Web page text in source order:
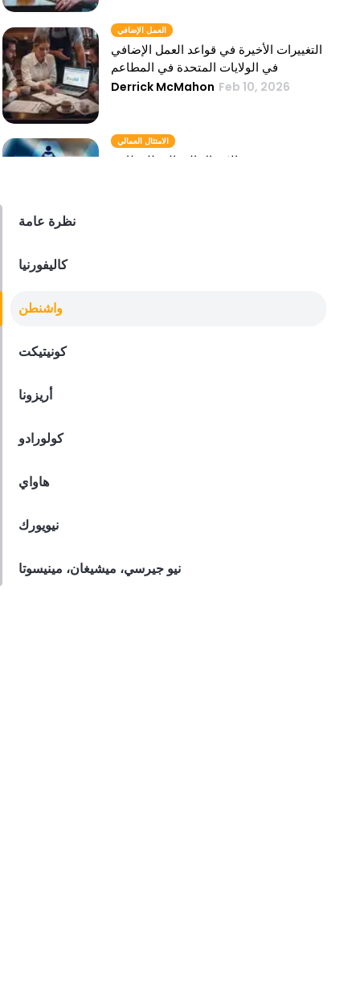
العمل الإضافي
التغييرات الأخيرة في قواعد العمل الإضافي
في الولايات المتحدة في المطاعم
Derrick McMahon Feb 10, 2026
الامتثال العمالي
الامتثال العمالي للمطاعم
نظرة عامة
كاليفورنيا
واشنطن
كونيتيكت
أريزونا
كولورادو
هاواي
نيويورك
نيو جيرسي، ميشيغان، مينيسوتا